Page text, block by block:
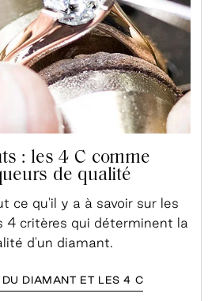
: les 4 C comme
de qualité
ce qu'il y a à savoir sur les
4 critères qui déterminent la
d'un diamant.
DU DIAMANT ET LES 4 C